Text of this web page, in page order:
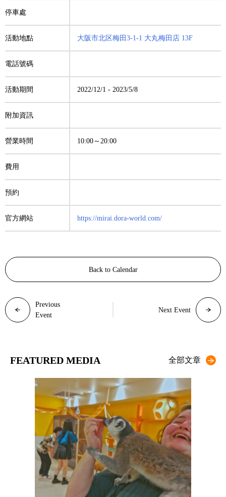
停車處
活動地點 大阪市北区梅田3-1-1 大丸梅田店 13F
電話號碼
活動期間 2022/12/1 - 2023/5/8
附加資訊
營業時間 10:00～20:00
費用
預約
官方網站 https://mirai.dora-world.com/
Previous
Event
Back to Calendar
Next Event
FEATURED MEDIA 全部文章